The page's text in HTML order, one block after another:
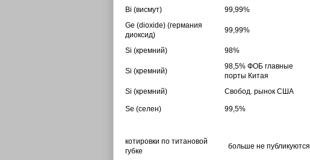
Bi (висмут) 99,99%
Ge (dioxide) (германия
диоксид)
99,99%
Si (кремний) 98%
Si (кремний)
98,5% ФОБ главные
порты Китая
Si (кремний) Свобод. рынок США
Se (селен) 99,5%
котировки по титановой
губке
больше не публикуются